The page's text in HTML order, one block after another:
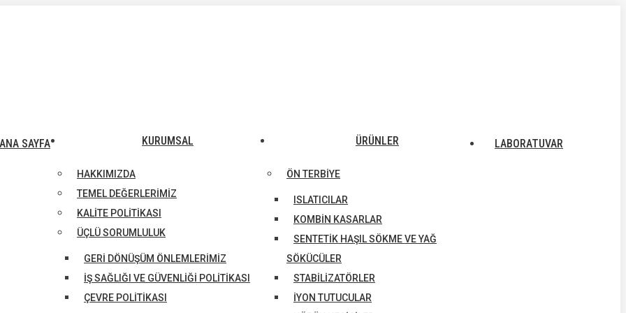
ANA SAYFA KURUMSAL
HAKKIMIZDA
TEMEL DEĞERLERİMİZ
KALİTE POLİTİKASI
ÜÇLÜ SORUMLULUK
GERI DÖNÜŞÜM ÖNLEMLERIMIZ
İŞ SAĞLIĞI VE GÜVENLIĞI POLITIKASI
ÇEVRE POLITIKASI
ÜRÜNLER
ÖN TERBIYE
ISLATICILAR
KOMBIN KASARLAR
SENTETIK HAŞIL SÖKME VE YAĞ
SÖKÜCÜLER
STABILIZATÖRLER
İYON TUTUCULAR
LABORATUVAR